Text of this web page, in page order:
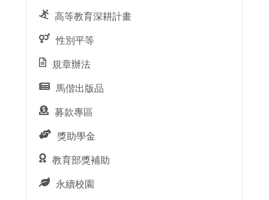
高等教育深耕計畫
性別平等
規章辦法
馬偕出版品
募款專區
獎助學金
教育部獎補助
永續校園